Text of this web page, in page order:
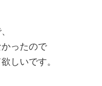
ったので
しいです。